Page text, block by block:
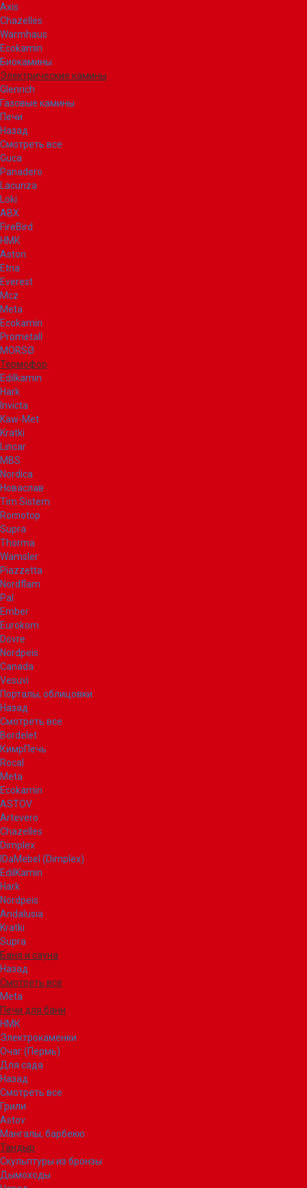
Axis
Chazelles
Warmhaus
Ecokamin
Биокамины
Электрические камины
Glenrich
Газовые камины
Печи
Назад
Смотреть все
Guca
Panadero
Lacunza
Loki
ABX
FireBird
НМК
Aston
Etna
Everest
Mcz
Meta
Ecokamin
Prometall
MORSØ
Термофор
Edilkamin
Hark
Invicta
Kaw-Met
Kratki
Lincar
MBS
Nordica
Новаслав
Tim Sistem
Romotop
Supra
Thorma
Wamsler
Piazzetta
Nordflam
Pal
Ember
Eurokom
Dovre
Nordpeis
Canada
Vesuvi
Порталы, облицовки
Назад
Смотреть все
Bordelet
КимрПечь
Rocal
Meta
Ecokamin
ASTOV
Artevero
Chazelles
Dimplex
IDaMebel (Dimplex)
EdilKamin
Hark
Nordpeis
Andalusia
Kratki
Supra
Баня и сауна
Назад
Смотреть все
Meta
Печи для бани
НМК
Электрокаменки
Очаг (Пермь)
Для сада
Назад
Смотреть все
Грили
Astov
Мангалы, барбекю
Тандыр
Скульптуры из бронзы
Дымоходы